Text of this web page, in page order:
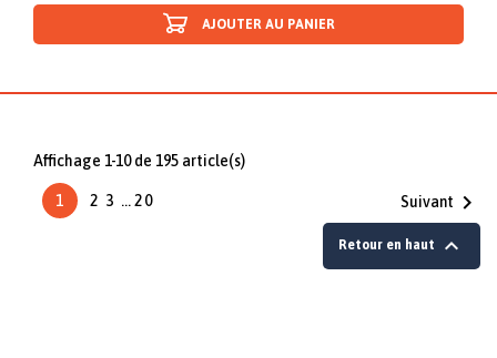
AJOUTER AU PANIER
Affichage 1-10 de 195 article(s)
1 2 3 …20 Suivant 
Retour en haut 